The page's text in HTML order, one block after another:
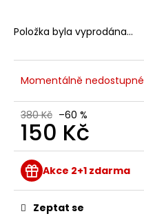
Položka byla vyprodána…
Momentálně nedostupné
380 Kč –60 %
150 Kč
Měrná
cena:
Akce 2+1 zdarma
Zeptat se
j
m
e
STOPOVACÍ
VODÍTKO
"STOPOVAČKA"
289
Kč